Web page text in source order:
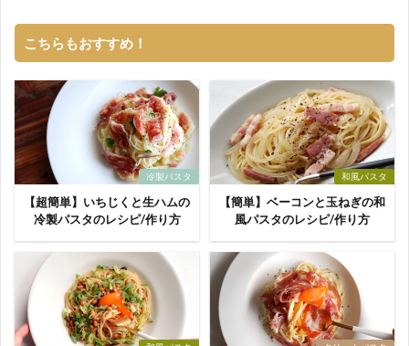
こちらもおすすめ！
冷製パスタ
【超簡単】いちじくと生ハムの
冷製パスタのレシピ/作り方
和風パスタ
【簡単】ベーコンと玉ねぎの和
風パスタのレシピ/作り方